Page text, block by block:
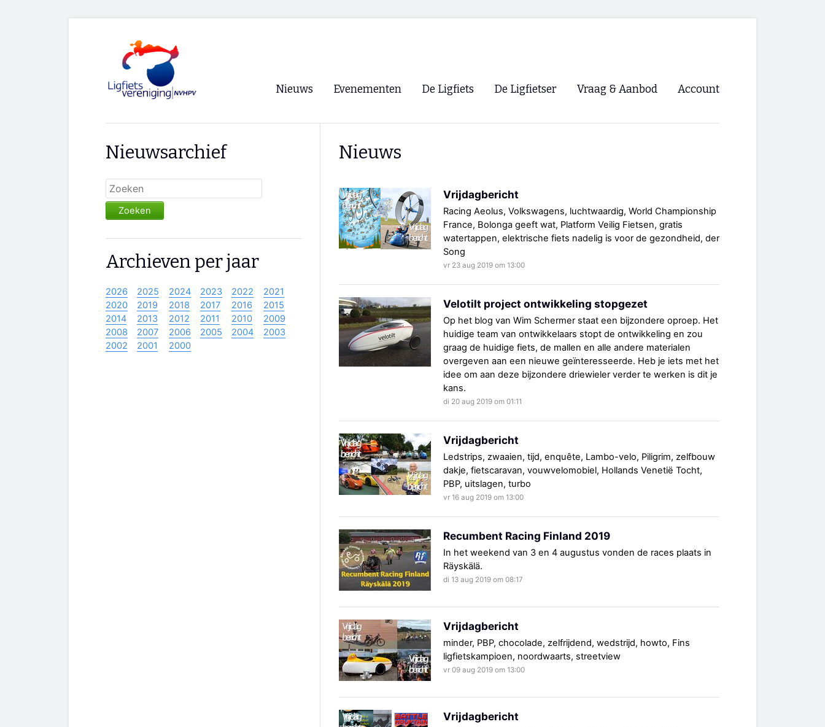
Nieuws Evenementen
Paastreffen
CycleVision
De Ligfiets De Ligfietser
Lokale Fietsverenigingen
EHPVA & EuSupino 🡺
Forum ligfietsers.nl 🡺
Vraag & Aanbod Account
Nieuws
Vrijdagbericht
Racing Aeolus, Volkswagens, luchtwaardig, World Championship
France, Bolonga geeft wat, Platform Veilig Fietsen, gratis
watertappen, elektrische fiets nadelig is voor de gezondheid, der
Song
vr 23 aug 2019 om 13:00
Velotilt project ontwikkeling stopgezet
Op het blog van Wim Schermer staat een bijzondere oproep. Het
huidige team van ontwikkelaars stopt de ontwikkeling en zou
graag de huidige fiets, de mallen en alle andere materialen
overgeven aan een nieuwe geïnteresseerde. Heb je iets met het
idee om aan deze bijzondere driewieler verder te werken is dit je
kans.
di 20 aug 2019 om 01:11
Vrijdagbericht
Ledstrips, zwaaien, tijd, enquête, Lambo-velo, Piligrim, zelfbouw
dakje, fietscaravan, vouwvelomobiel, Hollands Venetië Tocht,
PBP, uitslagen, turbo
vr 16 aug 2019 om 13:00
Recumbent Racing Finland 2019
In het weekend van 3 en 4 augustus vonden de races plaats in
Räyskälä.
di 13 aug 2019 om 08:17
Vrijdagbericht
minder, PBP, chocolade, zelfrijdend, wedstrijd, howto, Fins
ligfietskampioen, noordwaarts, streetview
vr 09 aug 2019 om 13:00
Vrijdagbericht
Nieuwsarchief
Zoeken
Archieven per jaar
2026 2025 2024 2023 2022
2021
2020
2019 2018 2017 2016
2015
2014
2013 2012 2011 2010
2009
2008
2007 2006 2005 2004
2003
2002
2001 2000